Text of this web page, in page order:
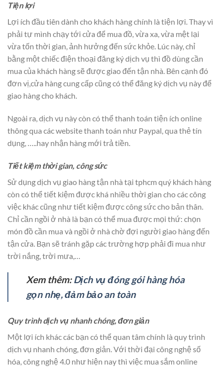
Tiện lợi
Lợi ích đầu tiên dành cho khách hàng chính là tiện lợi. Thay vì
phải tự mình chạy tới cửa để mua đồ, vừa xa, vừa mệt lại
vừa tốn thời gian, ảnh hưởng đến sức khỏe. Lúc này, chỉ
bằng một chiếc điện thoại đăng ký dịch vụ thì đồ dùng cần
mua của khách hàng sẽ được giao đến tận nhà. Bên cạnh đó
đơn vị,cửa hàng cung cấp cũng có thể đăng ký dịch vụ này để
giao hàng cho khách.
Ngoài ra, dịch vụ này còn có thể thanh toán tiện ích online
thông qua các website thanh toán như Paypal, qua thẻ tín
dụng, …..hay nhận hàng mới trả tiền.
Tiết kiệm thời gian, công sức
Sử dụng dịch vụ giao hàng tận nhà tại tphcm quý khách hàng
còn có thể tiết kiệm được khá nhiều thời gian cho các công
việc khác cũng như tiết kiệm được công sức cho bản thân.
Chỉ cần ngồi ở nhà là bạn có thể mua được mọi thứ: chọn
món đồ cần mua và ngồi ở nhà chờ đợi người giao hàng đến
tận cửa. Bạn sẽ tránh gặp các trường hợp phải đi mua như
trời nắng, trời mưa,…
Xem thêm:Dịch vụ đóng gói hàng hóa
gọn nhẹ, đảm bảo an toàn
Quy trình dịch vụ nhanh chóng, đơn giản
Một lợi ích khác các bạn có thể quan tâm chính là quy trình
dịch vụ nhanh chóng, đơn giản. Với thời đại công nghệ số
hóa, công nghệ 4.0 như hiện nay thì việc mua sắm online